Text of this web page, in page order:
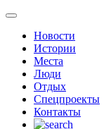
Новости
Истории
Места
Люди
Отдых
Спецпроекты
Контакты